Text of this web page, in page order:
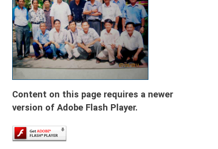
Content on this page requires a newer
version of Adobe Flash Player.